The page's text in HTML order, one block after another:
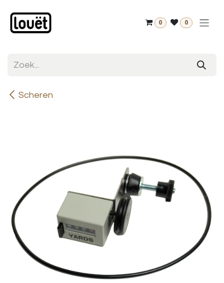
0 0
Scheren